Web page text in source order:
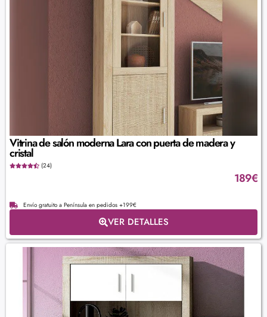
Vitrina de salón moderna Lara con puerta de madera y
cristal
(24)
189€
Envío gratuito a Península en pedidos +199€
VER DETALLES